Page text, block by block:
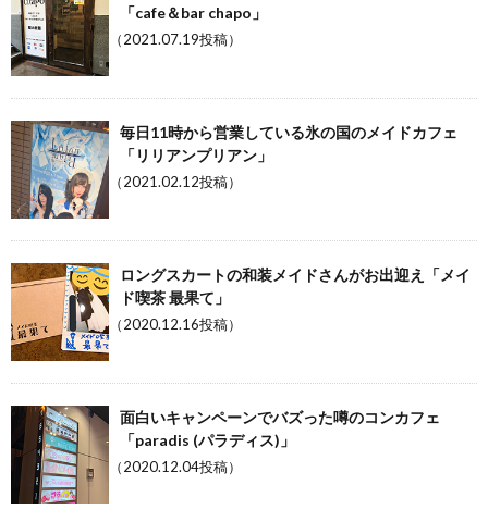
「cafe＆bar chapo」
（2021.07.19投稿）
毎日11時から営業している氷の国のメイドカフェ
「リリアンプリアン」
（2021.02.12投稿）
ロングスカートの和装メイドさんがお出迎え「メイ
ド喫茶 最果て」
（2020.12.16投稿）
面白いキャンペーンでバズった噂のコンカフェ
「paradis (パラディス)」
（2020.12.04投稿）